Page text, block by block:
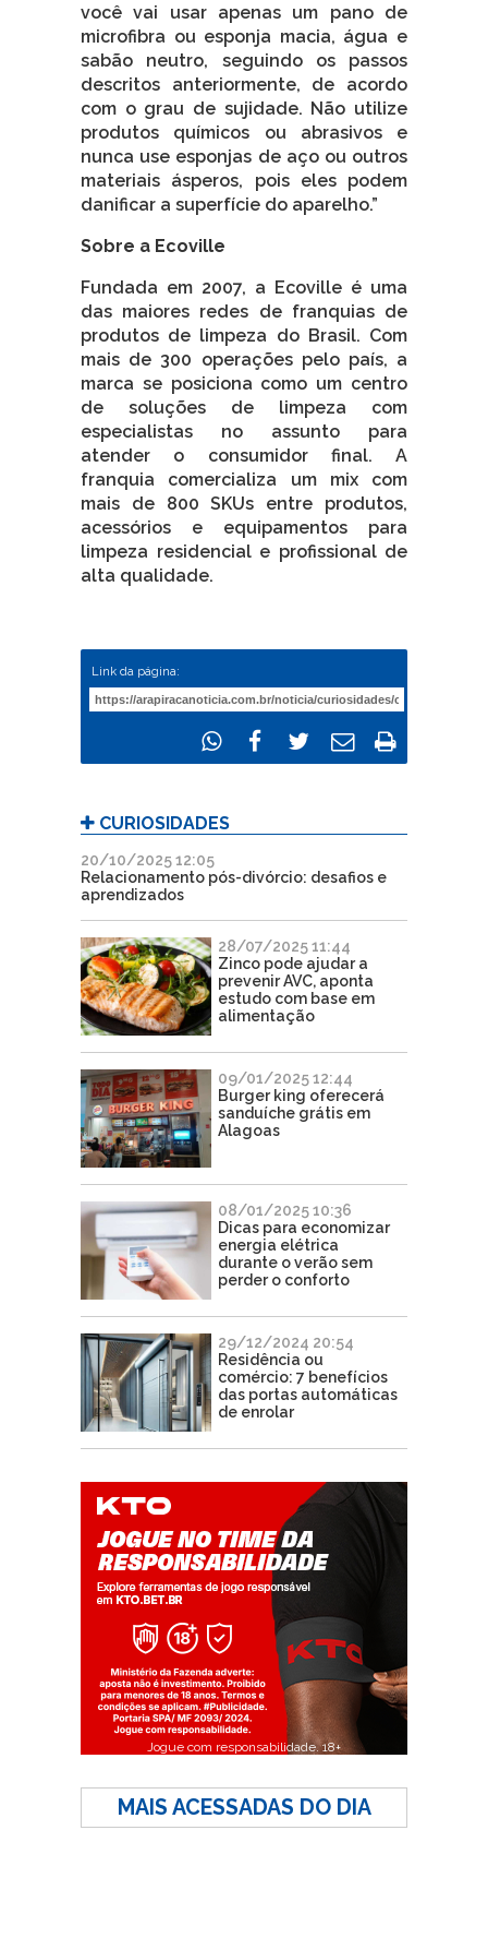
você vai usar apenas um pano de
microfibra ou esponja macia, água e
sabão neutro, seguindo os passos
descritos anteriormente, de acordo
com o grau de sujidade. Não utilize
produtos químicos ou abrasivos e
nunca use esponjas de aço ou outros
materiais ásperos, pois eles podem
danificar a superfície do aparelho.”
Sobre a Ecoville
Fundada em 2007, a Ecoville é uma
das maiores redes de franquias de
produtos de limpeza do Brasil. Com
mais de 300 operações pelo país, a
marca se posiciona como um centro
de soluções de limpeza com
especialistas no assunto para
atender o consumidor final. A
franquia comercializa um mix com
mais de 800 SKUs entre produtos,
acessórios e equipamentos para
limpeza residencial e profissional de
alta qualidade.
Link da página:
CURIOSIDADES
20/10/2025 12:05
Relacionamento pós-divórcio: desafios e
aprendizados
28/07/2025 11:44
Zinco pode ajudar a
prevenir AVC, aponta
estudo com base em
alimentação
09/01/2025 12:44
Burger king oferecerá
sanduíche grátis em
Alagoas
08/01/2025 10:36
Dicas para economizar
energia elétrica
durante o verão sem
perder o conforto
29/12/2024 20:54
Residência ou
comércio: 7 benefícios
das portas automáticas
de enrolar
Jogue com responsabilidade. 18+
MAIS ACESSADAS DO DIA